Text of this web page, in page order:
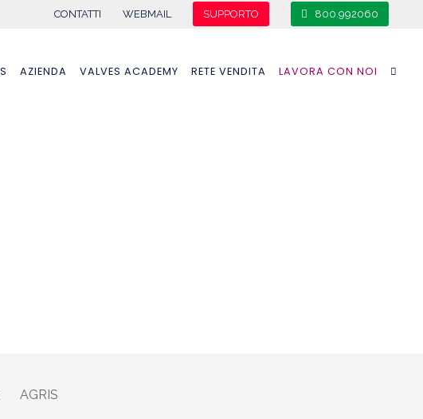
CONTATTI WEBMAIL SUPPORTO 800.992060
AZIENDA VALVES ACADEMY RETE VENDITA LAVORA CON NOI
AGRIS